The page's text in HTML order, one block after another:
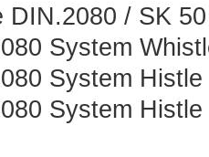
DIN.2080 / SK 50
System
System
System